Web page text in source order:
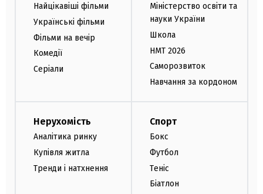
Найцікавіші фільми
Українські фільми
Фільми на вечір
Комедії
Серіали
Міністерство освіти та
науки України
Школа
НМТ 2026
Саморозвиток
Навчання за кордоном
Нерухомість
Аналітика ринку
Купівля житла
Тренди і натхнення
Спорт
Бокс
Футбол
Теніс
Біатлон